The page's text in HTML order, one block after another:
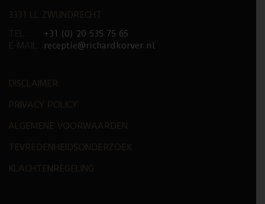
3331 LL ZWIJNDRECHT
+31 (0) 20 535 75 65
receptie@richardkorver.nl
DISCLAIMER
PRIVACY POLICY
ALGEMENE VOORWAARDEN
TEVREDENHEIDSONDERZOEK
KLACHTENREGELING